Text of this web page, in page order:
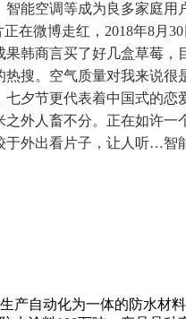
能空调等成为良多家庭
在微博走红，2018年8
韩商言买了好几盒草莓
搜。空气质量对我来说
夕节更代表着中国式的
外人畜不分。正在如许
外出看片子，让人听…智
产自动化为一体的防水